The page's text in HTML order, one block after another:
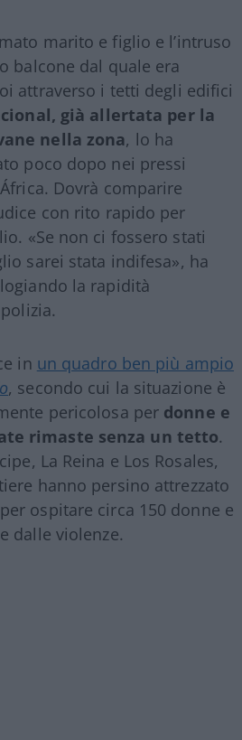
marito e figlio e l’intruso
balcone dal quale era
attraverso i tetti degli edifici
già allertata per la
nella zona, lo ha
poco dopo nei pressi
Dovrà comparire
con rito rapido per
«Se non ci fossero stati
sarei stata indifesa», ha
la rapidità
in un quadro ben più ampio
, secondo cui la situazione è
pericolosa per donne e
rimaste senza un tetto.
La Reina e Los Rosales,
hanno persino attrezzato
ospitare circa 150 donne e
dalle violenze.